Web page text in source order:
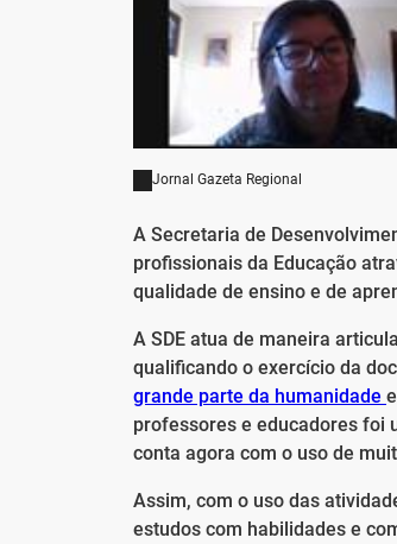
Jornal Gazeta Regional
A Secretaria de
profissionais da Educação
qualidade de ensino e de
A SDE atua de maneira
qualificando o exercício da
grande parte da humanidade
professores e educadores foi
conta agora com o uso de
Assim, com o uso das
estudos com habilidades e